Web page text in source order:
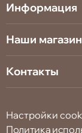
Информация
Наши
Контакты
Настройки
Политика